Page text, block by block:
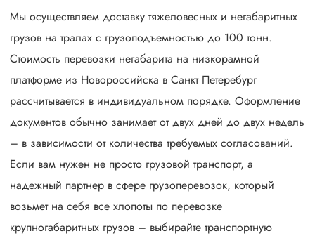
Мы осуществляем доставку тяжеловесных и негабаритных
грузов на тралах с грузоподъемностью до 100 тонн.
Стоимость перевозки негабарита на низкорамной
платформе из Новороссийска в Санкт Петеребург
рассчитывается в индивидуальном порядке. Оформление
документов обычно занимает от двух дней до двух недель
– в зависимости от количества требуемых согласований.
Если вам нужен не просто грузовой транспорт, а
надежный партнер в сфере грузоперевозок, который
возьмет на себя все хлопоты по перевозке
крупногабаритных грузов – выбирайте транспортную